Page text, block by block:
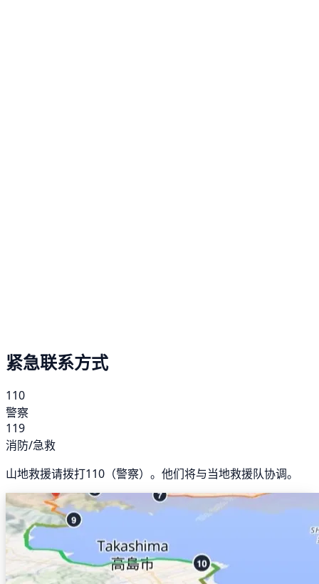
紧急联系方式
110
警察
119
消防/急救
山地救援请拨打110（警察）。他们将与当地救援队协调。